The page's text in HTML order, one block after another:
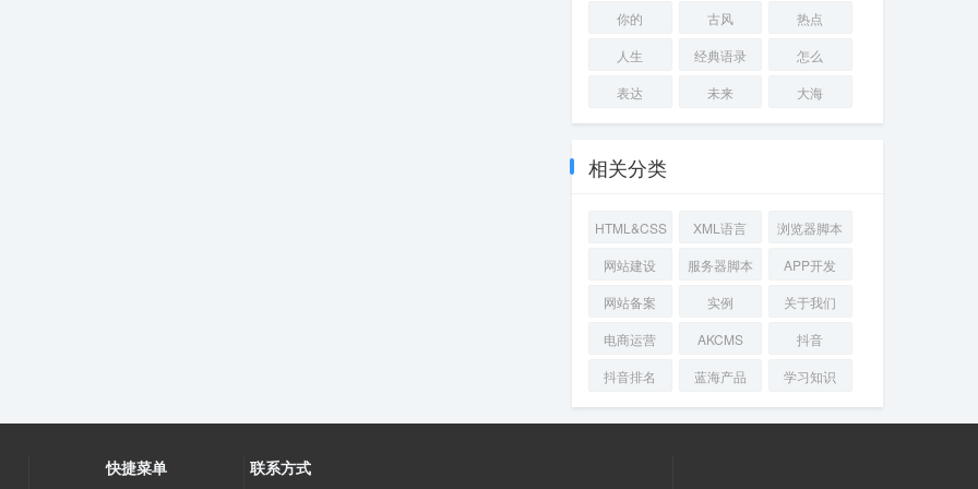
你的 古风
热点
人生
经典语录
怎么
表达
未来 大海
相关分类
HTML&CSS XML语言
浏览器脚本
网站建设
服务器脚本
APP开发
网站备案
实例
关于我们
电商运营
AKCMS
抖音
抖音排名
蓝海产品 学习知识
快捷菜单 联系方式